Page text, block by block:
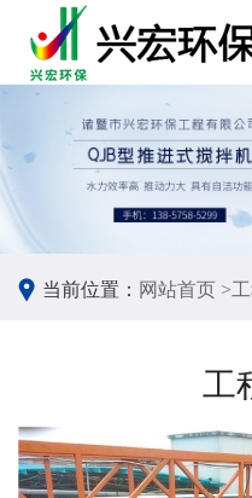
当前位置： 网站首页 >
工